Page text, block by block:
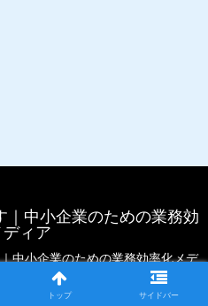
｜中小企業のための業務効
ィア
中小企業のための業務効率化メデ
トップ サイドバー